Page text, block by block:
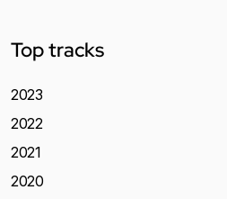
Top tracks
2023
2022
2021
2020